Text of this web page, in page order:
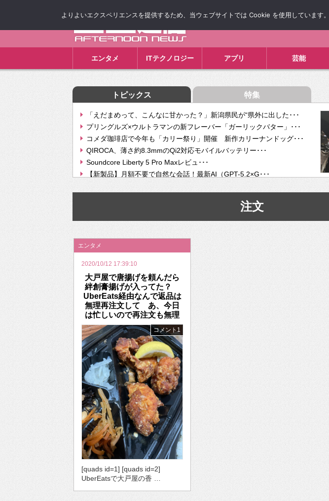
エンタメ ITテクノロジー アプリ 芸能
トピックス 特集
「えだまめって、こんなに甘かった？」新潟県民が“県外に出した･･･
プリングルズ×ウルトラマンの新フレーバー「ガーリックバター」･･･
コメダ珈琲店で今年も「カリー祭り」開催 新作カリーナンドッグ･･･
QIROCA、薄さ約8.3mmのQi2対応モバイルバッテリー･･･
Soundcore Liberty 5 Pro Maxレビュ･･･
【新製品】月額不要で自然な会話！最新AI（GPT-5.2×G･･･
【次世代の没入感と生産性】VITURE Luma Ultra･･･
挫折率8割の壁をAIで突破。ジャストシステム、”自分が今話し･･･
2026年のバレンタインは「自分で作って、想いを渡す」 TE･･･
注文
エンタメ
2020/10/12 17:39:10
大戸屋で唐揚げを頼んだら
絆創膏揚げが入ってた？
UberEats経由なんで返品は
無理再注文して あ、今日
は忙しいので再注文も無理
コメント1
[quads id=1] [quads id=2]
UberEatsで大戸屋の香 …
よりよいエクスペリエンスを提供するため、当ウェブサイトでは Cookie を使用しています